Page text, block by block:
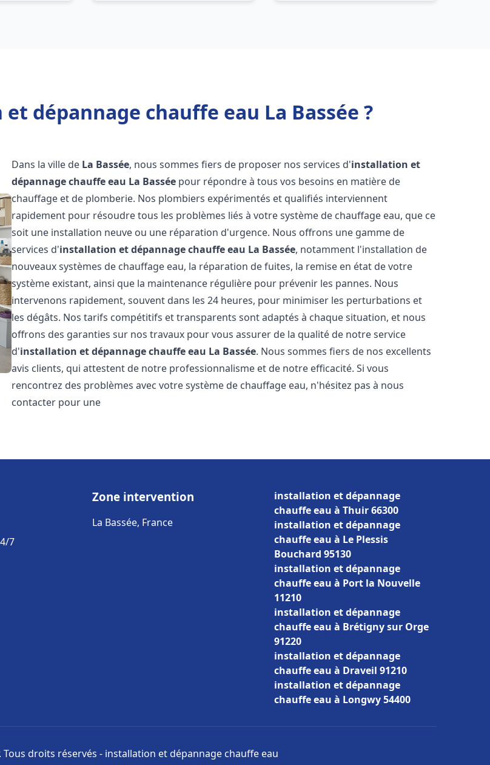
dépannage chauffe eau La Bassée ?
Dans la ville de La Bassée, nous sommes fiers de proposer nos services d'installation et
dépannage chauffe eau La Bassée pour répondre à tous vos besoins en matière de
chauffage et de plomberie. Nos plombiers expérimentés et qualifiés interviennent
rapidement pour résoudre tous les problèmes liés à votre système de chauffage eau, que ce
soit une installation neuve ou une réparation d'urgence. Nous offrons une gamme de
services d'installation et dépannage chauffe eau La Bassée, notamment l'installation de
nouveaux systèmes de chauffage eau, la réparation de fuites, la remise en état de votre
système existant, ainsi que la maintenance régulière pour prévenir les pannes. Nous
intervenons rapidement, souvent dans les 24 heures, pour minimiser les perturbations et
les dégâts. Nos tarifs compétitifs et transparents sont adaptés à chaque situation, et nous
offrons des garanties sur nos travaux pour vous assurer de la qualité de notre service
d'installation et dépannage chauffe eau La Bassée. Nous sommes fiers de nos excellents
avis clients, qui attestent de notre professionnalisme et de notre efficacité. Si vous
rencontrez des problèmes avec votre système de chauffage eau, n'hésitez pas à nous
contacter pour une
7
Zone intervention
La Bassée, France
installation et dépannage
chauffe eau à Thuir 66300
installation et dépannage
chauffe eau à Le Plessis
Bouchard 95130
installation et dépannage
chauffe eau à Port la Nouvelle
11210
installation et dépannage
chauffe eau à Brétigny sur Orge
91220
installation et dépannage
chauffe eau à Draveil 91210
installation et dépannage
chauffe eau à Longwy 54400
Tous droits réservés - installation et dépannage chauffe eau